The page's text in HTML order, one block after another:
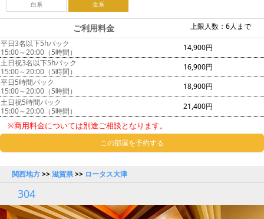
白系 金系
上限人数：6人まで
ご利用料金
平日3名以下5hパック
15:00～20:00（5時間）
14,900円
土日祝3名以下5hパック
15:00～20:00（5時間）
16,900円
平日5時間パック
15:00～20:00（5時間）
18,900円
土日祝5時間パック
15:00～20:00（5時間）
21,400円
※商用料金については別途ご相談となります。
この部屋を予約する
関西地方>>滋賀県>> ロータス大津
304